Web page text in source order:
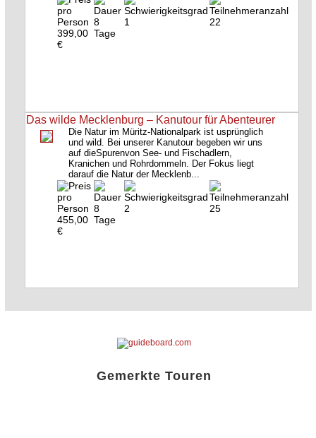
399,00
€
8
Tage
1 22
Das wilde Mecklenburg – Kanutour für Abenteurer
Die Natur im Müritz-Nationalpark ist usprünglich
und wild. Bei unserer Kanutour begeben wir uns
auf dieSpurenvon See- und Fischadlern,
Kranichen und Rohrdommeln. Der Fokus liegt
darauf die Natur der Mecklenb...
455,00
€
8
Tage
2 25
Gemerkte Touren